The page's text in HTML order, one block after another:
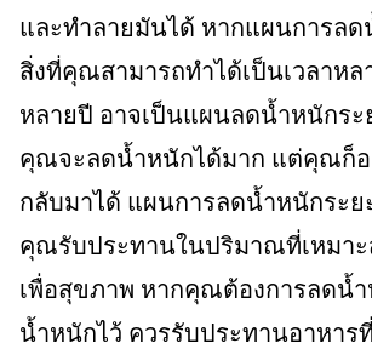
และทำลายมันได้ หากแผนการล
สิ่งที่คุณสามารถทำได้เป็นเวลาหล
หลายปี อาจเป็นแผนลดน้ำหนักระ
คุณจะลดน้ำหนักได้มาก แต่คุณก็
กลับมาได้ แผนการลดน้ำหนักระย
คุณรับประทานในปริมาณที่เหมา
เพื่อสุขภาพ หากคุณต้องการลดน้
น้ำหนักไว้ ควรรับประทานอาหาร